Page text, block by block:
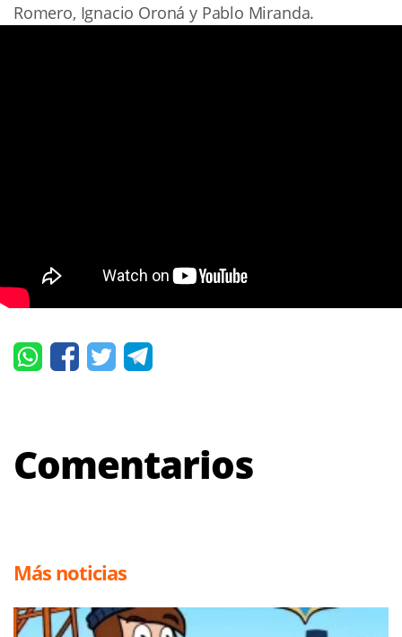
Romero, Ignacio Oroná y Pablo Miranda.
Comentarios
Más noticias